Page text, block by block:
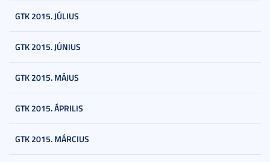
GTK 2015. JÚLIUS
GTK 2015. JÚNIUS
GTK 2015. MÁJUS
GTK 2015. ÁPRILIS
GTK 2015. MÁRCIUS